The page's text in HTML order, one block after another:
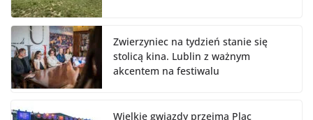
Zwierzyniec na tydzień stanie się
stolicą kina. Lublin z ważnym
akcentem na festiwalu
Wielkie gwiazdy przejmą Plac